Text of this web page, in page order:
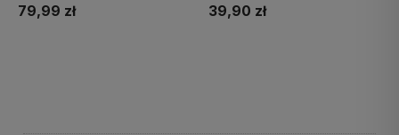
79,99 zł 39,90 zł